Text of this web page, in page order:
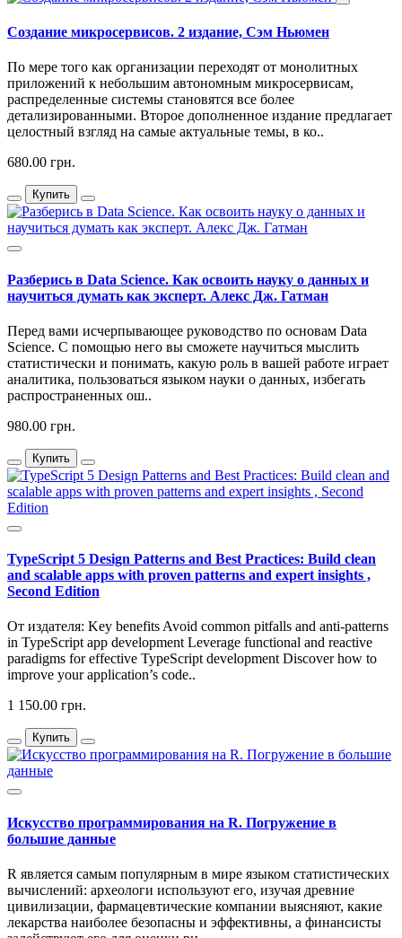
Создание микросервисов. 2 издание, Сэм Ньюмен
По мере того как организации переходят от монолитных
приложений к небольшим автономным микросервисам,
распределенные системы становятся все более
детализированными. Второе дополненное издание предлагает
целостный взгляд на самые актуальные темы, в ко..
680.00 грн.
Купить
Разберись в Data Science. Как освоить науку о данных и
научиться думать как эксперт. Алекс Дж. Гатман
Перед вами исчерпывающее руководство по основам Data
Science. С помощью него вы сможете научиться мыслить
статистически и понимать, какую роль в вашей работе играет
аналитика, пользоваться языком науки о данных, избегать
распространенных ош..
980.00 грн.
Купить
TypeScript 5 Design Patterns and Best Practices: Build clean
and scalable apps with proven patterns and expert insights ,
Second Edition
От издателя: Key benefits Avoid common pitfalls and anti-patterns
in TypeScript app development Leverage functional and reactive
paradigms for effective TypeScript development Discover how to
improve your application’s code..
1 150.00 грн.
Купить
Искусство программирования на R. Погружение в
большие данные
R является самым популярным в мире языком статистических
вычислений: археологи используют его, изучая древние
цивилизации, фармацевтические компании выясняют, какие
лекарства наиболее безопасны и эффективны, а финансисты